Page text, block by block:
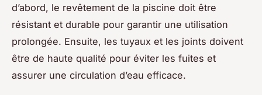
d’abord, le revêtement de la piscine doit être
résistant et durable pour garantir une utilisation
prolongée. Ensuite, les tuyaux et les joints doivent
être de haute qualité pour éviter les fuites et
assurer une circulation d’eau efficace.